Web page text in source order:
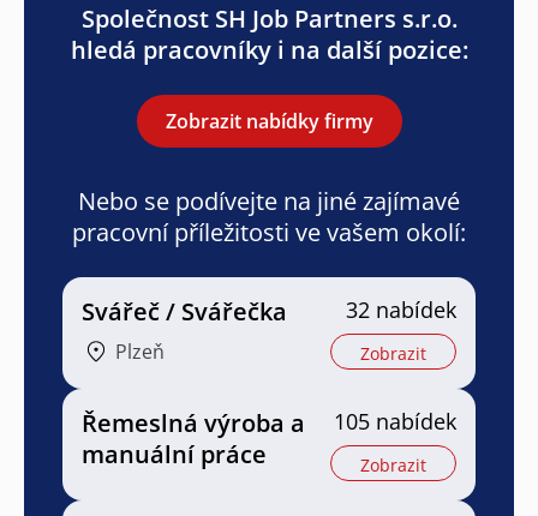
Společnost SH Job Partners s.r.o.
hledá pracovníky i na další pozice:
Zobrazit nabídky firmy
Nebo se podívejte na jiné zajímavé
pracovní příležitosti ve vašem okolí:
Svářeč / Svářečka
Plzeň
32 nabídek
Zobrazit
Řemeslná výroba a
manuální práce
105 nabídek
Zobrazit